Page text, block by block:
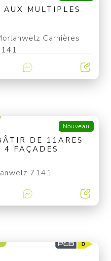
AUX MULTIPLES
Carnières
Nouveau
DE 11ARES
4 FAÇADES
7141